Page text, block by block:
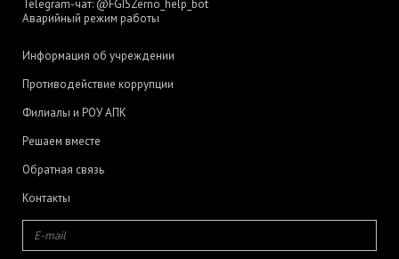
Telegram-чат: @FGISZerno_help_bot
Аварийный режим работы
Информация об учреждении
Противодействие коррупции
Филиалы и РОУ АПК
Решаем вместе
Обратная связь
Контакты